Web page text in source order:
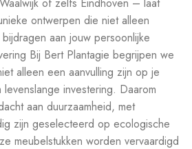
of zelfs Eindhoven – laat
ontwerpen die niet alleen
aan jouw persoonlijke
Bij Bert Plantagie begrijpen we
alleen een aanvulling zijn op je
investering. Daarom
aan duurzaamheid, met
zijn geselecteerd op ecologische
meubelstukken worden vervaardigd